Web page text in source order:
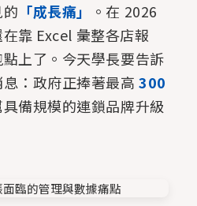
「成長痛」
。在 2026
靠 Excel 彙整各店報
上了。今天學長要告訴
：政府正捧著最高300
備規模的連鎖品牌升級